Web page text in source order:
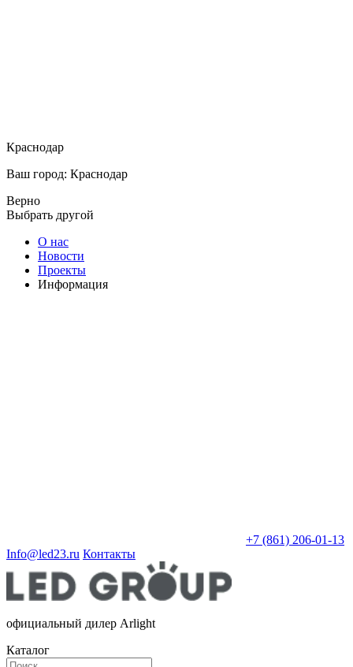
Краснодар
Ваш город: Краснодар
Верно
Выбрать другой
О нас
Новости
Проекты
Информация
+7 (861) 206-01-13
Info@led23.ru Контакты
официальный дилер Arlight
Каталог